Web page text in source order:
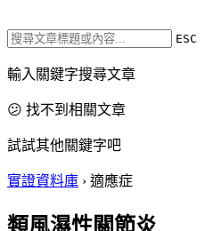
ESC
輸入關鍵字搜尋文章
😕 找不到相關文章
試試其他關鍵字吧
實證資料庫 › 適應症
類風濕性關節炎